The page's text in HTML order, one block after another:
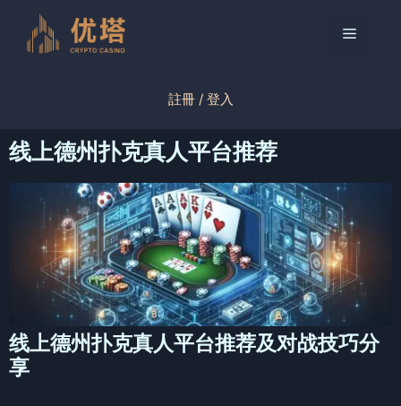
菜
註冊 / 登入
线上德州扑克真人平台推荐
线上德州扑克真人平台推荐及对战技巧分
享